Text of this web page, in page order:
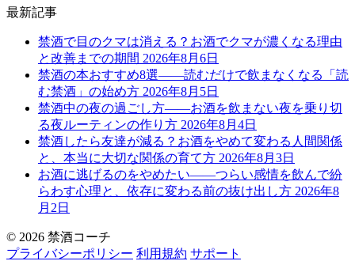
最新記事
禁酒で目のクマは消える？お酒でクマが濃くなる理由
と改善までの期間 2026年8月6日
禁酒の本おすすめ8選——読むだけで飲まなくなる「読
む禁酒」の始め方 2026年8月5日
禁酒中の夜の過ごし方——お酒を飲まない夜を乗り切
る夜ルーティンの作り方 2026年8月4日
禁酒したら友達が減る？お酒をやめて変わる人間関係
と、本当に大切な関係の育て方 2026年8月3日
お酒に逃げるのをやめたい——つらい感情を飲んで紛
らわす心理と、依存に変わる前の抜け出し方 2026年8
月2日
© 2026 禁酒コーチ
プライバシーポリシー 利用規約 サポート